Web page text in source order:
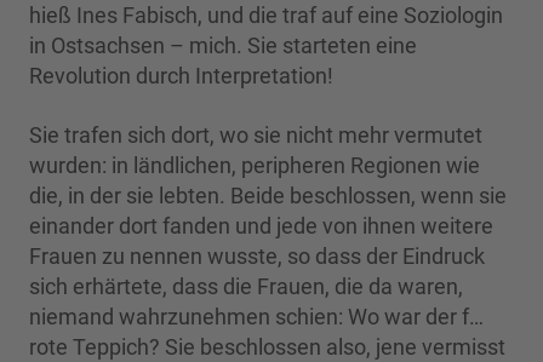
hieß Ines Fabisch, und die traf auf eine Soziologin
in Ostsachsen – mich. Sie starteten eine
Revolution durch Interpretation!
Sie trafen sich dort, wo sie nicht mehr vermutet
wurden: in ländlichen, peripheren Regionen wie
die, in der sie lebten. Beide beschlossen, wenn sie
einander dort fanden und jede von ihnen weitere
Frauen zu nennen wusste, so dass der Eindruck
sich erhärtete, dass die Frauen, die da waren,
niemand wahrzunehmen schien: Wo war der f…
rote Teppich? Sie beschlossen also, jene vermisst